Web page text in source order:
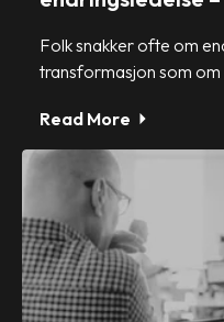
Folk snakker ofte om
transformasjon som
Read More